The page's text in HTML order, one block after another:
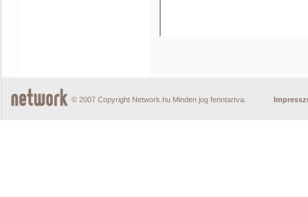
© 2007 Copyright Network.hu Minden jog fenntartva.